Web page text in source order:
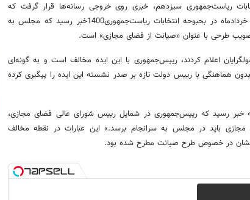
ریاست‌جمهوری سیزدهم، خبری روی خروجی رسانه‌ها قرار گرفت که
بازتاب‌های وسیعی در جامعه پیدا کرد. در خردادماه در بحبوحه انتخابات ریاست‌جمهوری1400خبر رسید که مجلس به
طرحی با عنوان «صیانت از فضای مجازی» است.
اعلام کردند، رییس‌جمهوری با این ایده مخالف است و به گونه‌ای
هماهنگی با رییس دولت تازه بر صدر نشسته این ایده را پیگیری کرده
رسید که رییس‌جمهوری در شمایل رییس شورای عالی فضای مجازی،
باید در مجلس به سرانجام برسد.» این عبارات در نقطه مخالف
در خصوص طرح صیانت مطرح شده بود.